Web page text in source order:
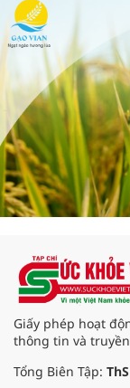
Giấy phép hoạt
thông tin và
Tổng Biên Tập: